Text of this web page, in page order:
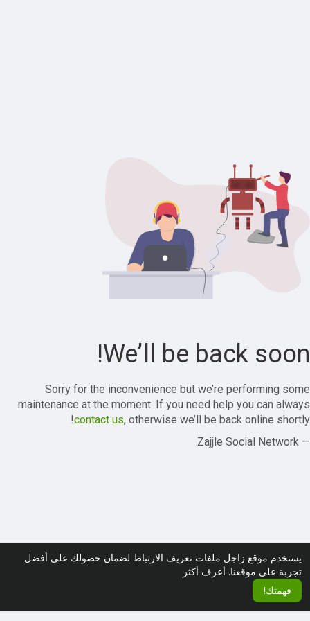
يستخدم موقع زاجل ملفات تعريف الارتباط لضمان حصولك على أفضل
تجربة على موقعنا. أعرف أكثر
فهمتك!
We’ll be back soon!
Sorry for the inconvenience but we’re performing some
maintenance at the moment. If you need help you can always
contact us, otherwise we’ll be back online shortly!
— Zajjle Social Network